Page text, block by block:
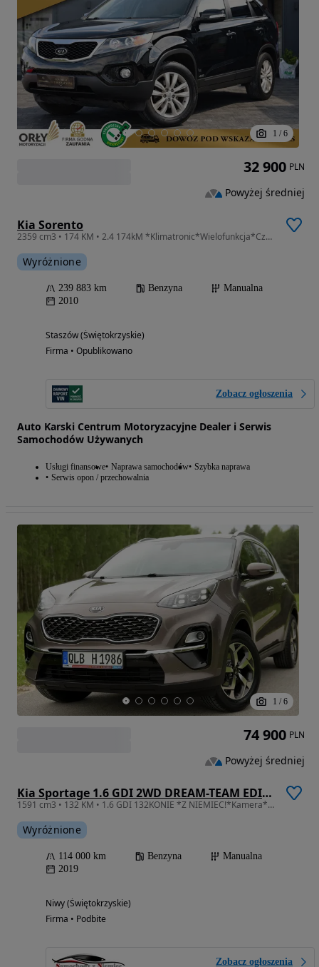
1 / 6
Kia Sorento
2359 cm3 • 174 KM • 2.4 174kM *Klimatronic*Wielofunkcja*Czujniki Parkowania*7-osob*ABS*
Wyróżnione
239 883 km Benzyna
Manualna
2010
Staszów (Świętokrzyskie)
Firma • Opublikowano
Zobacz ogłoszenia
Auto Karski Centrum Motoryzacyjne Dealer i Serwis
Samochodów Używanych
Usługi finansowe Naprawa samochodów Szybka naprawa
Serwis opon / przechowalnia
32 900 PLN
Powyżej średniej
1 / 6
Kia Sportage 1.6 GDI 2WD DREAM-TEAM EDITION
1591 cm3 • 132 KM • 1.6 GDI 132KONIE *Z NIEMIEC!*Kamera*Perfekcyjny Stan!FULL!!
Wyróżnione
114 000 km Benzyna
Manualna
2019
Niwy (Świętokrzyskie)
Firma • Podbite
Zobacz ogłoszenia
74 900 PLN
Powyżej średniej